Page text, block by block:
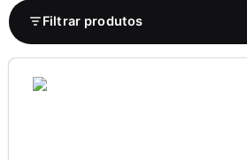
Filtrar produtos